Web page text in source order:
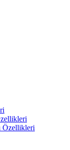
Özellikleri